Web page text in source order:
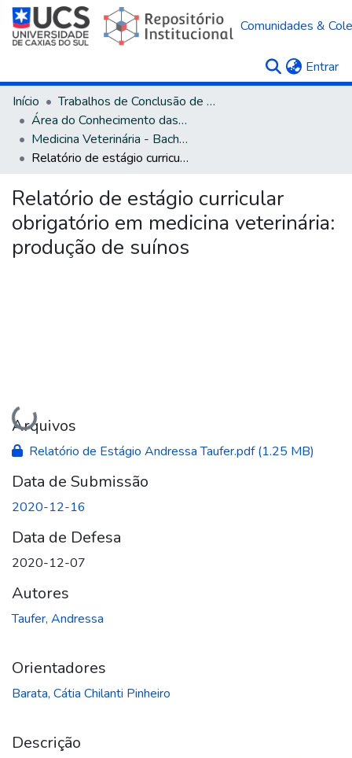
Comunidades &
Entrar
Início
Trabalhos de Conclusão de Curso
Área do Conhecimento das Ciências Agrárias
Medicina Veterinária - Bacharelado
Relatório de estágio curricular obrigatório em medicina veterinária: produção de suínos
Relatório de estágio curricular
obrigatório em medicina veterinária:
produção de suínos
Carregando...
Arquivos
Relatório de Estágio Andressa Taufer.pdf(1.25 MB)
Data de Submissão
2020-12-16
Data de Defesa
2020-12-07
Autores
Taufer, Andressa
Orientadores
Barata, Cátia Chilanti Pinheiro
Descrição